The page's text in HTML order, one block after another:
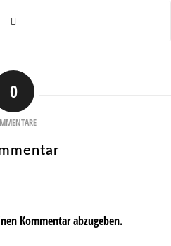
0
Kommentar abzugeben.